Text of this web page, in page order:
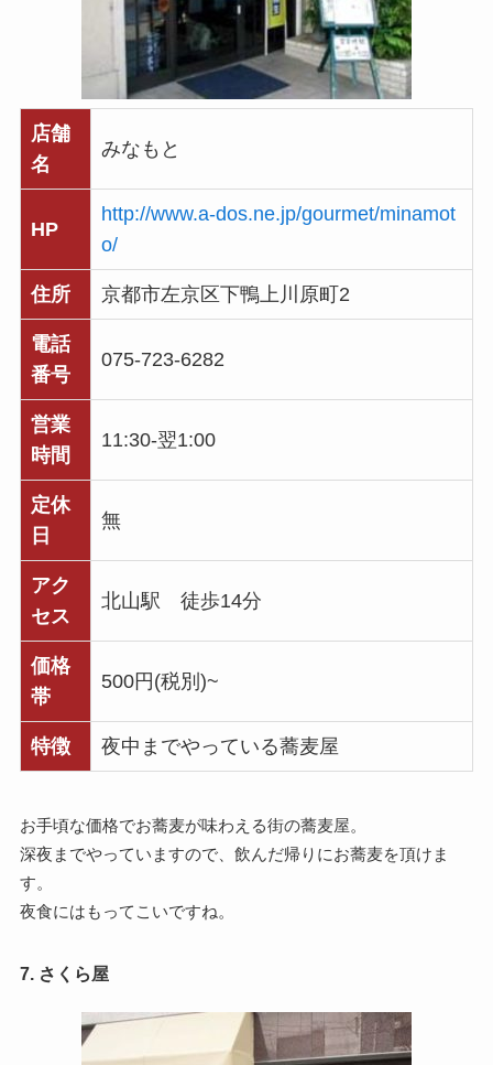
店舗
名
みなもと
HP
http://www.a-dos.ne.jp/gourmet/minamot
o/
住所 京都市左京区下鴨上川原町2
電話
番号
075-723-6282
営業
時間
11:30-翌1:00
定休
日
無
アク
セス
北山駅 徒歩14分
価格
帯
500円(税別)~
特徴 夜中までやっている蕎麦屋
お手頃な価格でお蕎麦が味わえる街の蕎麦屋。
深夜までやっていますので、飲んだ帰りにお蕎麦を頂けま
す。
夜食にはもってこいですね。
7. さくら屋